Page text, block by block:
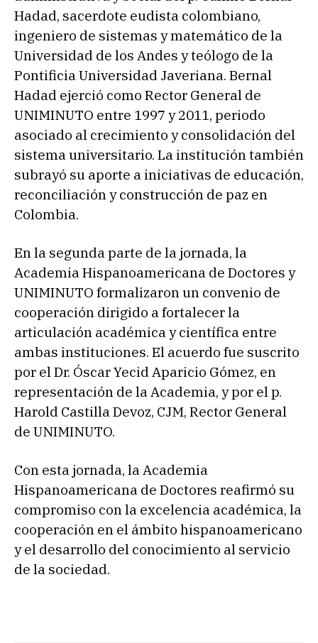
Hadad, sacerdote eudista colombiano,
ingeniero de sistemas y matemático de la
Universidad de los Andes y teólogo de la
Pontificia Universidad Javeriana. Bernal
Hadad ejerció como Rector General de
UNIMINUTO entre 1997 y 2011, periodo
asociado al crecimiento y consolidación del
sistema universitario. La institución también
subrayó su aporte a iniciativas de educación,
reconciliación y construcción de paz en
Colombia.
En la segunda parte de la jornada, la
Academia Hispanoamericana de Doctores y
UNIMINUTO formalizaron un convenio de
cooperación dirigido a fortalecer la
articulación académica y científica entre
ambas instituciones. El acuerdo fue suscrito
por el Dr. Óscar Yecid Aparicio Gómez, en
representación de la Academia, y por el p.
Harold Castilla Devoz, CJM, Rector General
de UNIMINUTO.
Con esta jornada, la Academia
Hispanoamericana de Doctores reafirmó su
compromiso con la excelencia académica, la
cooperación en el ámbito hispanoamericano
y el desarrollo del conocimiento al servicio
de la sociedad.